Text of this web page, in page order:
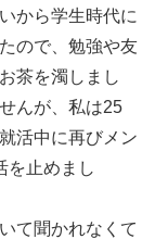
から学生時代に
ので、勉強や友
茶を濁しまし
んが、私は25
活中に再びメン
を止めまし
て聞かれなくて